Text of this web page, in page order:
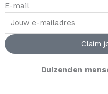
E-mail
Claim
Duizenden